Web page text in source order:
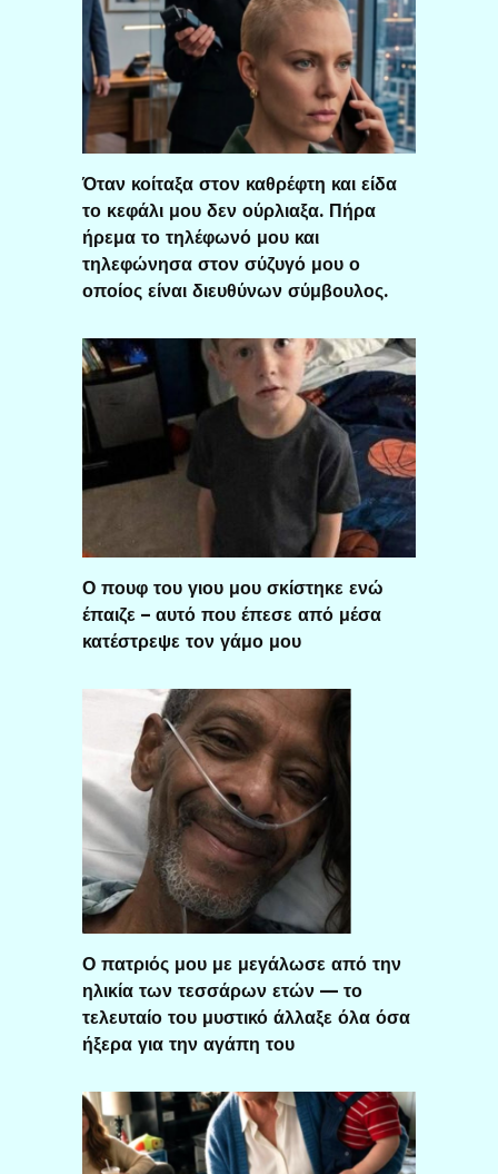
Όταν κοίταξα στον καθρέφτη και είδα
το κεφάλι μου δεν ούρλιαξα. Πήρα
ήρεμα το τηλέφωνό μου και
τηλεφώνησα στον σύζυγό μου ο
οποίος είναι διευθύνων σύμβουλος.
Ο πουφ του γιου μου σκίστηκε ενώ
έπαιζε – αυτό που έπεσε από μέσα
κατέστρεψε τον γάμο μου
Ο πατριός μου με μεγάλωσε από την
ηλικία των τεσσάρων ετών — το
τελευταίο του μυστικό άλλαξε όλα όσα
ήξερα για την αγάπη του